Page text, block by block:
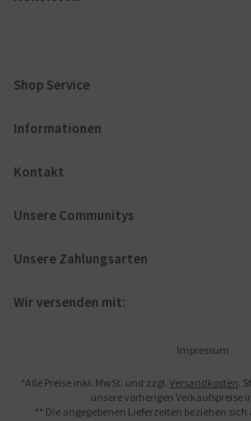
Shop Service
Informationen
Kontakt
Unsere Communitys
Unsere Zahlungsarten
Wir versenden mit:
Impressum
*Alle Preise inkl. MwSt. und zzgl. Versandkosten.
unsere vorherigen Verkaufspreise
** Die angegebenen Lieferzeiten beziehen